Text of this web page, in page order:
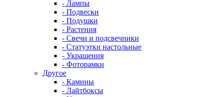
- Лампы
- Подвески
- Подушки
- Растения
- Свечи и подсвечники
- Статуэтки настольные
- Украшения
- Фоторамки
Другое
- Камины
- Лайтбоксы